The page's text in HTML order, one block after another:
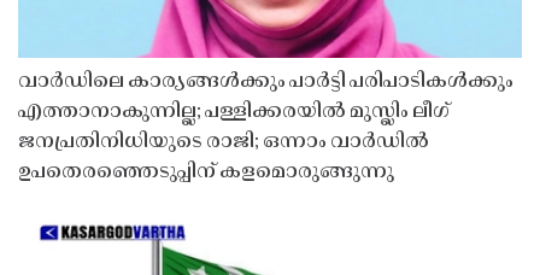
വാർഡിലെ കാര്യങ്ങൾക്കും പാർട്ടി പരിപാടികൾക്കും
എത്താനാകുന്നില്ല; പള്ളിക്കരയിൽ മുസ്ലിം ലീഗ്
ജനപ്രതിനിധിയുടെ രാജി; ഒന്നാം വാർഡിൽ
ഉപതെരഞ്ഞെടുപ്പിന് കളമൊരുങ്ങുന്നു